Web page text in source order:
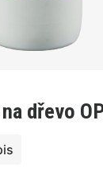
dřevo